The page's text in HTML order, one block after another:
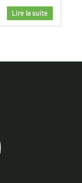
Lire la suite